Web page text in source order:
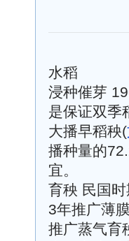
水稻
浸种催芽
是保证双季
大播早稻秧(
播种量的
宜。
育秧 民国
3年推广薄
推广蒸气育